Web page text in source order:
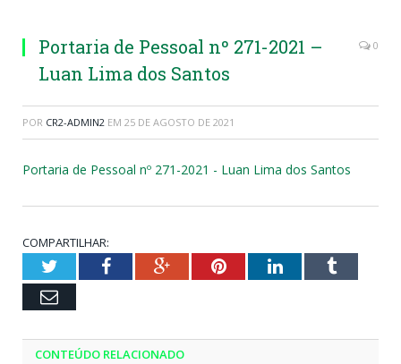
Portaria de Pessoal nº 271-2021 –
Luan Lima dos Santos
0
POR CR2-ADMIN2 EM 25 DE AGOSTO DE 2021
Portaria de Pessoal nº 271-2021 - Luan Lima dos Santos
COMPARTILHAR:
TwitterFacebookGoogle+PinterestLinkedInTumblr
Email
CONTEÚDO RELACIONADO